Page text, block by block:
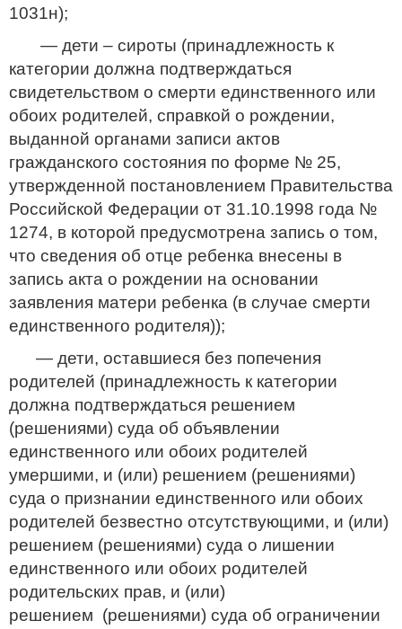
1031н);
— дети – сироты (принадлежность к
категории должна подтверждаться
свидетельством о смерти единственного или
обоих родителей, справкой о рождении,
выданной органами записи актов
гражданского состояния по форме № 25,
утвержденной постановлением Правительства
Российской Федерации от 31.10.1998 года №
1274, в которой предусмотрена запись о том,
что сведения об отце ребенка внесены в
запись акта о рождении на основании
заявления матери ребенка (в случае смерти
единственного родителя));
— дети, оставшиеся без попечения
родителей (принадлежность к категории
должна подтверждаться решением
(решениями) суда об объявлении
единственного или обоих родителей
умершими, и (или) решением (решениями)
суда о признании единственного или обоих
родителей безвестно отсутствующими, и (или)
решением (решениями) суда о лишении
единственного или обоих родителей
родительских прав, и (или)
решением (решениями) суда об ограничении